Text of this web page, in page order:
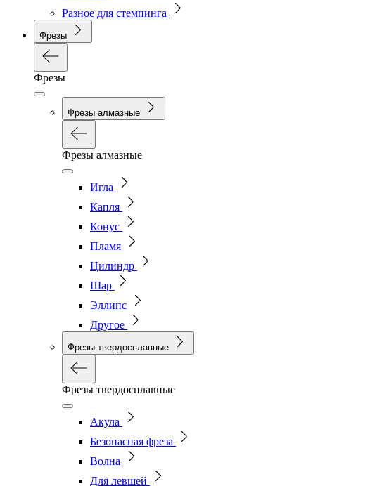
Разное для стемпинга
Фрезы
Фрезы
Фрезы алмазные
Фрезы алмазные
Игла
Капля
Конус
Пламя
Цилиндр
Шар
Эллипс
Другое
Фрезы твердосплавные
Фрезы твердосплавные
Акула
Безопасная фреза
Волна
Для левшей